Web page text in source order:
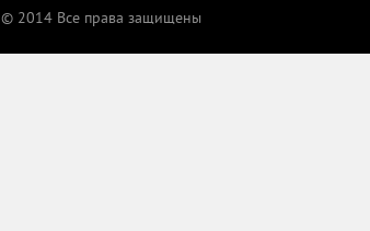
© 2014 Все права защищены